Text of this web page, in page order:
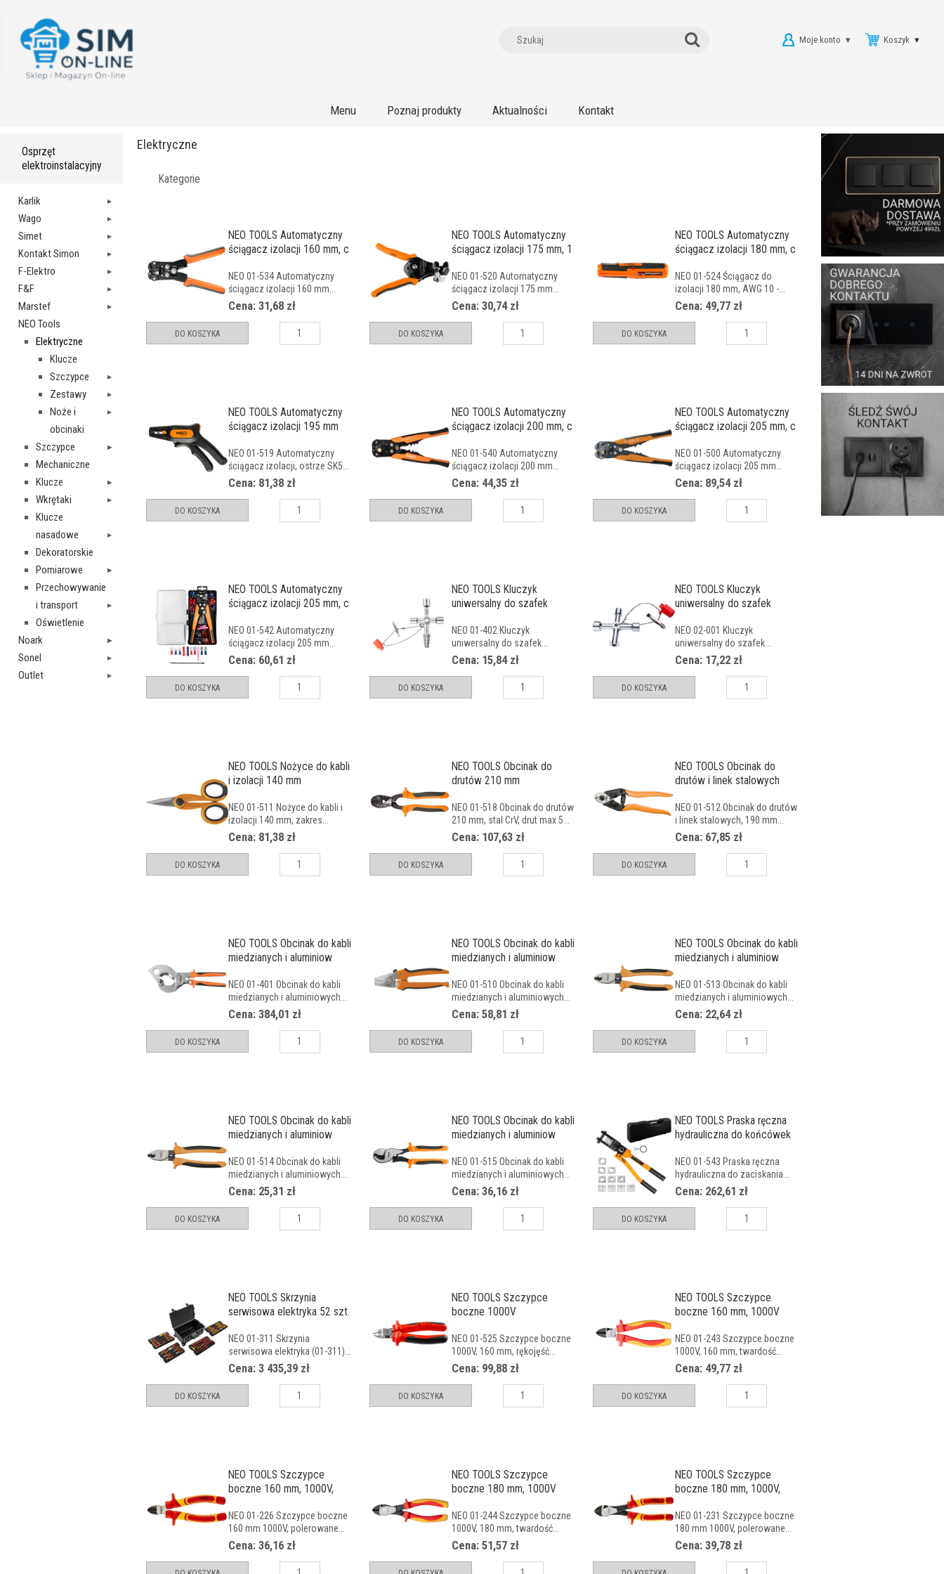
Koszyk
Moje konto
Menu Poznaj produkty Aktualności Kontakt
Osprzęt
elektroinstalacyjny
Karlik
Wago
Simet
Kontakt Simon
F-Elektro
F&F
Marstef
NEO Tools
Elektryczne
Klucze
Szczypce
Zestawy
Noże i
obcinaki
Szczypce
Mechaniczne
Klucze
Wkrętaki
Klucze
nasadowe
Dekoratorskie
Pomiarowe
Przechowywanie
i transport
Oświetlenie
Noark
Sonel
Outlet
Elektryczne
Kategorie
NEO TOOLS Automatyczny
ściągacz izolacji 160 mm, c
NEO 01-534 Automatyczny
ściągacz izolacji 160 mm...
Cena: 31,68 zł
DO KOSZYKA
NEO TOOLS Automatyczny
ściągacz izolacji 175 mm, 1
NEO 01-520 Automatyczny
ściągacz izolacji 175 mm...
Cena: 30,74 zł
DO KOSZYKA
NEO TOOLS Automatyczny
ściągacz izolacji 180 mm, c
NEO 01-524 Ściągacz do
izolacji 180 mm, AWG 10 -...
Cena: 49,77 zł
DO KOSZYKA
NEO TOOLS Automatyczny
ściągacz izolacji 195 mm
NEO 01-519 Automatyczny
ściągacz izolacji, ostrze SK5...
Cena: 81,38 zł
DO KOSZYKA
NEO TOOLS Automatyczny
ściągacz izolacji 200 mm, c
NEO 01-540 Automatyczny
ściągacz izolacji 200 mm...
Cena: 44,35 zł
DO KOSZYKA
NEO TOOLS Automatyczny
ściągacz izolacji 205 mm, c
NEO 01-500 Automatyczny
ściągacz izolacji 205 mm...
Cena: 89,54 zł
DO KOSZYKA
NEO TOOLS Automatyczny
ściągacz izolacji 205 mm, c
NEO 01-542 Automatyczny
ściągacz izolacji 205 mm...
Cena: 60,61 zł
DO KOSZYKA
NEO TOOLS Kluczyk
uniwersalny do szafek
NEO 01-402 Kluczyk
uniwersalny do szafek...
Cena: 15,84 zł
DO KOSZYKA
NEO TOOLS Kluczyk
uniwersalny do szafek
NEO 02-001 Kluczyk
uniwersalny do szafek...
Cena: 17,22 zł
DO KOSZYKA
NEO TOOLS Nożyce do kabli
i izolacji 140 mm
NEO 01-511 Nożyce do kabli i
izolacji 140 mm, zakres...
Cena: 81,38 zł
DO KOSZYKA
NEO TOOLS Obcinak do
drutów 210 mm
NEO 01-518 Obcinak do drutów
210 mm, stal CrV, drut max 5...
Cena: 107,63 zł
DO KOSZYKA
NEO TOOLS Obcinak do
drutów i linek stalowych
NEO 01-512 Obcinak do drutów
i linek stalowych, 190 mm...
Cena: 67,85 zł
DO KOSZYKA
NEO TOOLS Obcinak do kabli
miedzianych i aluminiow
NEO 01-401 Obcinak do kabli
miedzianych i aluminiowych...
Cena: 384,01 zł
DO KOSZYKA
NEO TOOLS Obcinak do kabli
miedzianych i aluminiow
NEO 01-510 Obcinak do kabli
miedzianych i aluminiowych...
Cena: 58,81 zł
DO KOSZYKA
NEO TOOLS Obcinak do kabli
miedzianych i aluminiow
NEO 01-513 Obcinak do kabli
miedzianych i aluminiowych...
Cena: 22,64 zł
DO KOSZYKA
NEO TOOLS Obcinak do kabli
miedzianych i aluminiow
NEO 01-514 Obcinak do kabli
miedzianych i aluminiowych...
Cena: 25,31 zł
DO KOSZYKA
NEO TOOLS Obcinak do kabli
miedzianych i aluminiow
NEO 01-515 Obcinak do kabli
miedzianych i aluminiowych...
Cena: 36,16 zł
DO KOSZYKA
NEO TOOLS Praska ręczna
hydrauliczna do końcówek
NEO 01-543 Praska ręczna
hydrauliczna do zaciskania...
Cena: 262,61 zł
DO KOSZYKA
NEO TOOLS Skrzynia
serwisowa elektryka 52 szt.
NEO 01-311 Skrzynia
serwisowa elektryka (01-311)...
Cena: 3 435,39 zł
DO KOSZYKA
NEO TOOLS Szczypce
boczne 1000V
NEO 01-525 Szczypce boczne
1000V, 160 mm, rękojęść...
Cena: 99,88 zł
DO KOSZYKA
NEO TOOLS Szczypce
boczne 160 mm, 1000V
NEO 01-243 Szczypce boczne
1000V, 160 mm, twardość...
Cena: 49,77 zł
DO KOSZYKA
NEO TOOLS Szczypce
boczne 160 mm, 1000V,
NEO 01-226 Szczypce boczne
160 mm 1000V, polerowane...
Cena: 36,16 zł
NEO TOOLS Szczypce
boczne 180 mm, 1000V
NEO 01-244 Szczypce boczne
1000V, 180 mm, twardość...
Cena: 51,57 zł
NEO TOOLS Szczypce
boczne 180 mm, 1000V,
NEO 01-231 Szczypce boczne
180 mm 1000V, polerowane...
Cena: 39,78 zł